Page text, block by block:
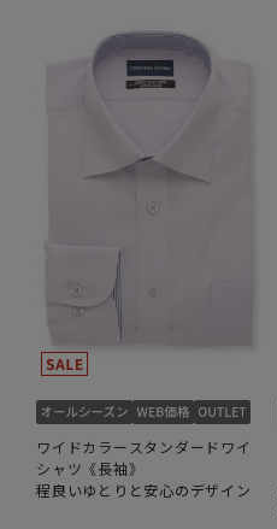
ワイドカラースタンダードワイ
シャツ《長袖》
程良いゆとりと安心のデザイン